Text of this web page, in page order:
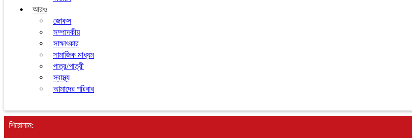
আরও
জোকস
সম্পাদকীয়
সাক্ষাৎকার
সামাজিক মাধ্যম
পাত্র/পাত্রী
স্বাস্থ্য
আমাদের পরিবার
শিরোনাম: